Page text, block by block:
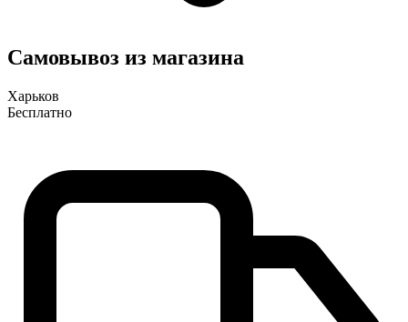
Самовывоз из магазина
Харьков
Бесплатно